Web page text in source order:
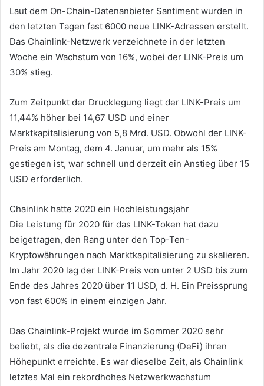
Laut dem On-Chain-Datenanbieter Santiment wurden in
den letzten Tagen fast 6000 neue LINK-Adressen erstellt.
Das Chainlink-Netzwerk verzeichnete in der letzten
Woche ein Wachstum von 16%, wobei der LINK-Preis um
30% stieg.
Zum Zeitpunkt der Drucklegung liegt der LINK-Preis um
11,44% höher bei 14,67 USD und einer
Marktkapitalisierung von 5,8 Mrd. USD. Obwohl der LINK-
Preis am Montag, dem 4. Januar, um mehr als 15%
gestiegen ist, war schnell und derzeit ein Anstieg über 15
USD erforderlich.
Chainlink hatte 2020 ein Hochleistungsjahr
Die Leistung für 2020 für das LINK-Token hat dazu
beigetragen, den Rang unter den Top-Ten-
Kryptowährungen nach Marktkapitalisierung zu skalieren.
Im Jahr 2020 lag der LINK-Preis von unter 2 USD bis zum
Ende des Jahres 2020 über 11 USD, d. H. Ein Preissprung
von fast 600% in einem einzigen Jahr.
Das Chainlink-Projekt wurde im Sommer 2020 sehr
beliebt, als die dezentrale Finanzierung (DeFi) ihren
Höhepunkt erreichte. Es war dieselbe Zeit, als Chainlink
letztes Mal ein rekordhohes Netzwerkwachstum